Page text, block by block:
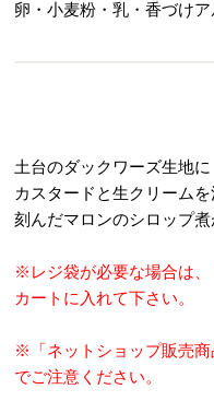
卵・小麦粉・乳・香づけ
土台のダックワーズ生地に
カスタードと生クリーム
刻んだマロンのシロップ
※レジ袋が必要な場合は
カートに入れて下さい。
※「ネットショップ販売
でご注意ください。